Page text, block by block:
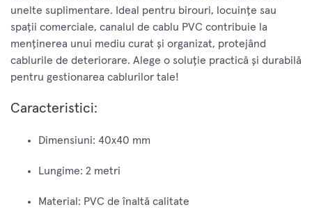
unelte suplimentare. Ideal pentru birouri, locuințe sau
spații comerciale, canalul de cablu PVC contribuie la
menținerea unui mediu curat și organizat, protejând
cablurile de deteriorare. Alege o soluție practică și durabilă
pentru gestionarea cablurilor tale!
Caracteristici:
Dimensiuni: 40x40 mm
Lungime: 2 metri
Material: PVC de înaltă calitate